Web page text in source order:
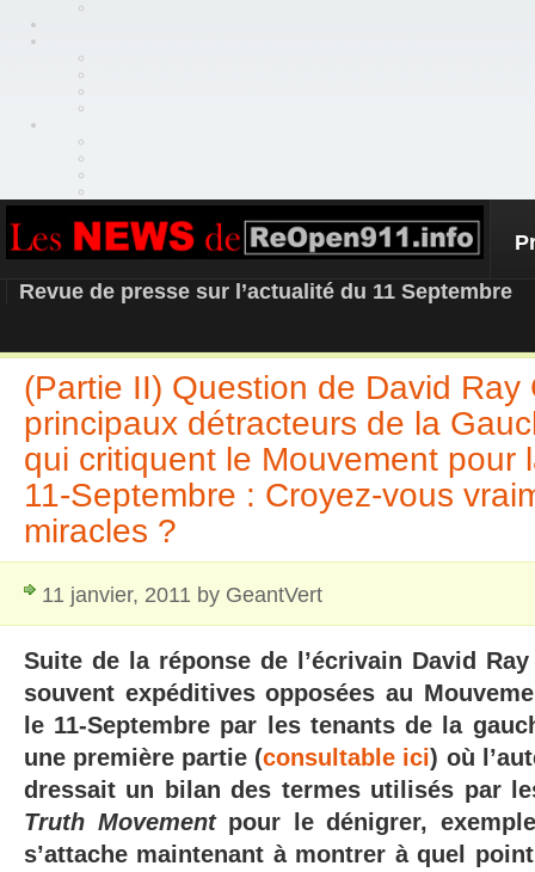
REOPEN911 – NEWS
Revue de presse sur l’actualité du 11 Septembre
(Partie II) Question de David Ray
principaux détracteurs de la
qui critiquent le Mouvement pour
11-Septembre : Croyez-vous
miracles ?
11 janvier, 2011 by GeantVert
Suite de la réponse de l’écrivain David
souvent expéditives opposées au
le 11-Septembre par les tenants de la
une première partie (consultable ici) où
dressait un bilan des termes utilisés par
Truth Movement pour le dénigrer,
s’attache maintenant à montrer à quel